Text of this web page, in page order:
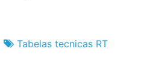
Tabelas tecnicas RT